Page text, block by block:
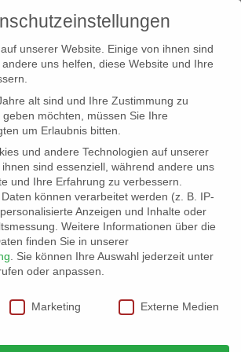
events.de
46 777 230
unserer Website. Einige von ihnen sind
uns helfen, diese Website und Ihre
alt sind und Ihre Zustimmung zu
möchten, müssen Sie Ihre
um Erlaubnis bitten.
und andere Technologien auf unserer
sind essenziell, während andere uns
und Ihre Erfahrung zu verbessern.
können verarbeitet werden (z. B. IP-
Anzeigen und Inhalte oder
Weitere Informationen über die
finden Sie in unserer
Sie können Ihre Auswahl jederzeit unter
oder anpassen.
Marketing Externe Medien